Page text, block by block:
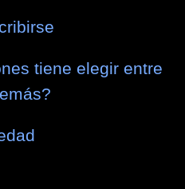
tiene elegir entre